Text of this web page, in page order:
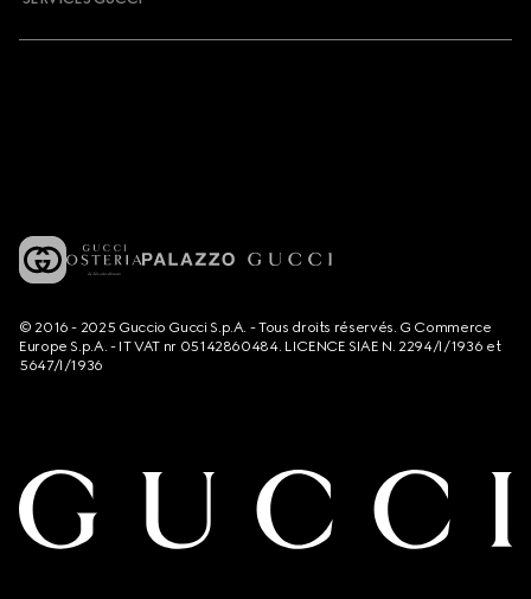
© 2016 - 2025 Guccio Gucci S.p.A. - Tous droits réservés. G Commerce
Europe S.p.A. - IT VAT nr 05142860484. LICENCE SIAE N. 2294/I/1936 et
5647/I/1936